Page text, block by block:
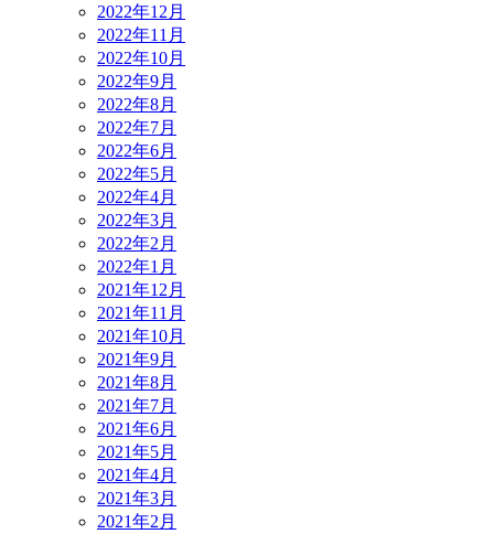
2022年12月
2022年11月
2022年10月
2022年9月
2022年8月
2022年7月
2022年6月
2022年5月
2022年4月
2022年3月
2022年2月
2022年1月
2021年12月
2021年11月
2021年10月
2021年9月
2021年8月
2021年7月
2021年6月
2021年5月
2021年4月
2021年3月
2021年2月